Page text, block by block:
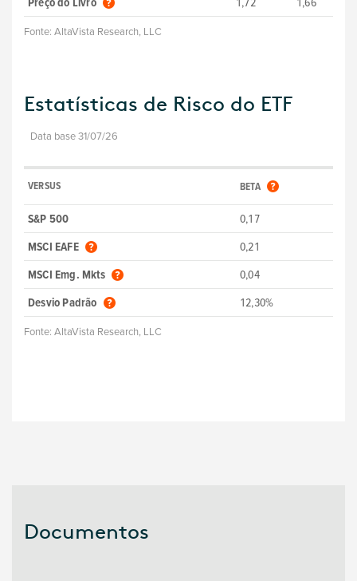
Preço do Livro 1,72 1,66
Fonte: AltaVista Research, LLC
Estatísticas de Risco do ETF
Data base 31/07/26
VERSUS BETA
S&P 500
0,17
MSCI EAFE
0,21
MSCI Emg. Mkts
0,04
Desvio Padrão
12,30%
Fonte: AltaVista Research, LLC
Documentos